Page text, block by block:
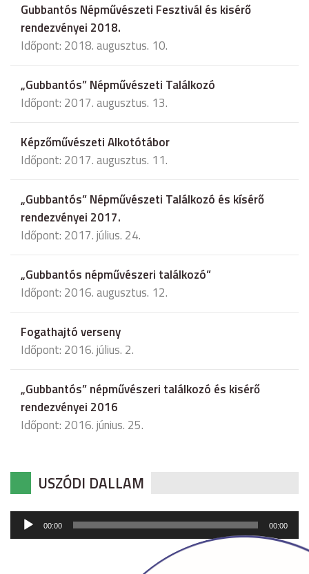
Gubbantós Népművészeti Fesztivál és kisérő
rendezvényei 2018.
Időpont: 2018. augusztus. 10.
„Gubbantós” Népművészeti Találkozó
Időpont: 2017. augusztus. 13.
Képzőművészeti Alkotótábor
Időpont: 2017. augusztus. 11.
„Gubbantós” Népművészeti Találkozó és kísérő
rendezvényei 2017.
Időpont: 2017. július. 24.
„Gubbantós népművészeri találkozó”
Időpont: 2016. augusztus. 12.
Fogathajtó verseny
Időpont: 2016. július. 2.
„Gubbantós” népművészeri találkozó és kisérő
rendezvényei 2016
Időpont: 2016. június. 25.
USZÓDI DALLAM
Audió
lejátszó
00:00 00:00